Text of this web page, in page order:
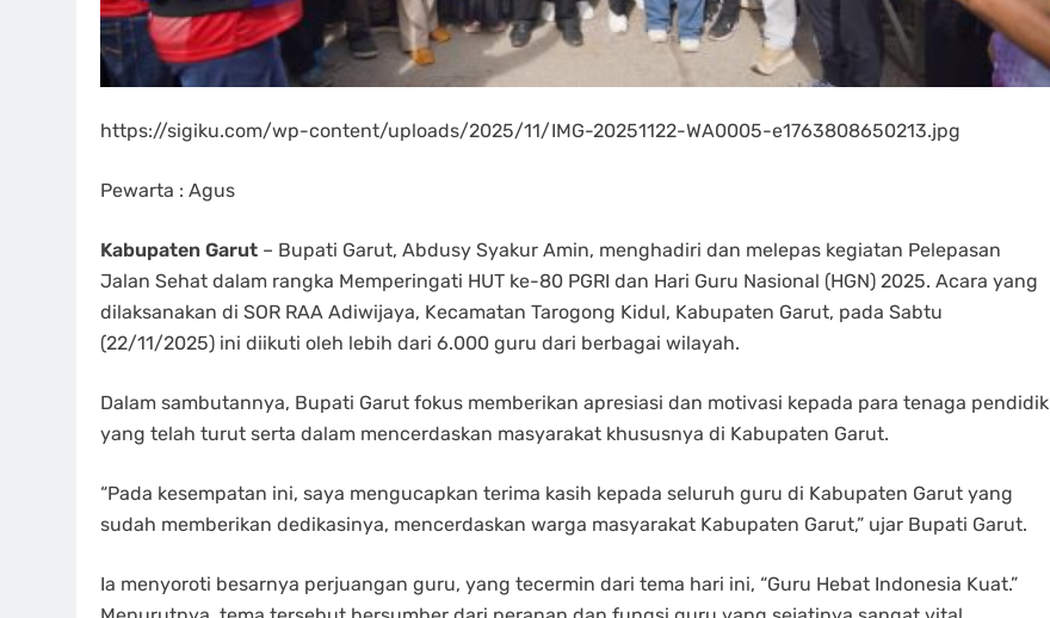
https://sigiku.com/wp-content/uploads/2025/11/IMG-20251122-WA0005-e1763808650213.jpg
Pewarta : Agus
Kabupaten Garut – Bupati Garut, Abdusy Syakur Amin, menghadiri dan melepas kegiatan Pelepasan
Jalan Sehat dalam rangka Memperingati HUT ke-80 PGRI dan Hari Guru Nasional (HGN) 2025. Acara yang
dilaksanakan di SOR RAA Adiwijaya, Kecamatan Tarogong Kidul, Kabupaten Garut, pada Sabtu
(22/11/2025) ini diikuti oleh lebih dari 6.000 guru dari berbagai wilayah.
Dalam sambutannya, Bupati Garut fokus memberikan apresiasi dan motivasi kepada para tenaga pendidik
yang telah turut serta dalam mencerdaskan masyarakat khususnya di Kabupaten Garut.
“Pada kesempatan ini, saya mengucapkan terima kasih kepada seluruh guru di Kabupaten Garut yang
sudah memberikan dedikasinya, mencerdaskan warga masyarakat Kabupaten Garut,” ujar Bupati Garut.
Ia menyoroti besarnya perjuangan guru, yang tecermin dari tema hari ini, “Guru Hebat Indonesia Kuat.”